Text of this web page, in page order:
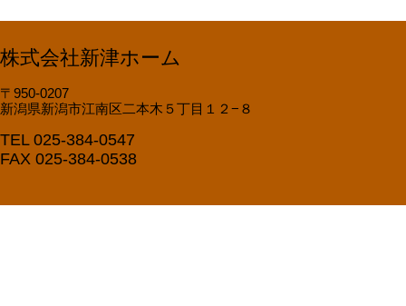
株式会社新津ホーム
〒950-0207
新潟県新潟市江南区二本木５丁目１２−８
TEL 025-384-0547
FAX 025-384-0538